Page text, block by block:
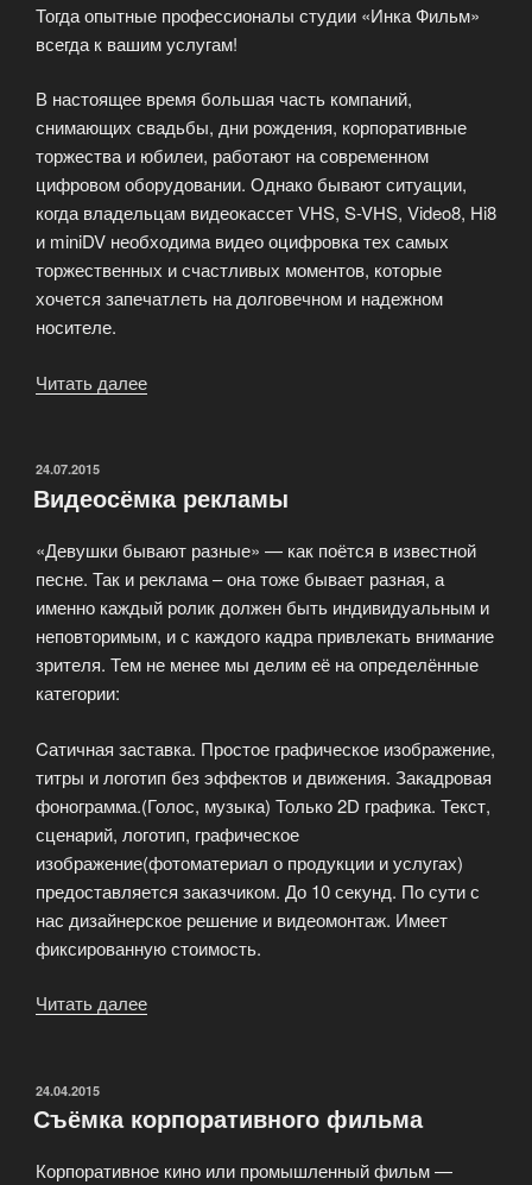
Тогда опытные профессионалы студии «Инка Фильм»
всегда к вашим услугам!
В настоящее время большая часть компаний,
снимающих свадьбы, дни рождения, корпоративные
торжества и юбилеи, работают на современном
цифровом оборудовании. Однако бывают ситуации,
когда владельцам видеокассет VHS, S-VHS, Video8, Hi8
и miniDV необходима видео оцифровка тех самых
торжественных и счастливых моментов, которые
хочется запечатлеть на долговечном и надежном
носителе.
Читать далее
ОПУБЛИКОВАНО
24.07.2015
Видеосёмка рекламы
«Девушки бывают разные» — как поётся в известной
песне. Так и реклама – она тоже бывает разная, а
именно каждый ролик должен быть индивидуальным и
неповторимым, и с каждого кадра привлекать внимание
зрителя. Тем не менее мы делим её на определённые
категории:
Cатичная заставка. Простое графическое изображение,
титры и логотип без эффектов и движения. Закадровая
фонограмма.(Голос, музыка) Только 2D графика. Текст,
сценарий, логотип, графическое
изображение(фотоматериал о продукции и услугах)
предоставляется заказчиком. До 10 секунд. По сути с
нас дизайнерское решение и видеомонтаж. Имеет
фиксированную стоимость.
Читать далее
ОПУБЛИКОВАНО
24.04.2015
Съёмка корпоративного фильма
Корпоративное кино или промышленный фильм —